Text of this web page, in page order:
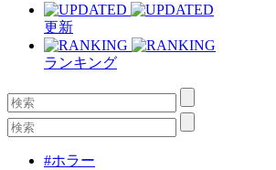
更新
ランキング
#ホラー